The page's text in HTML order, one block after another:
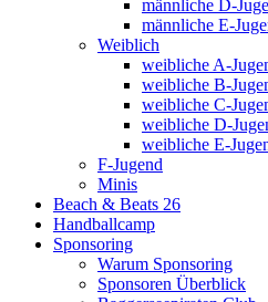
männliche D-
männliche E-
Weiblich
weibliche A-
weibliche B-
weibliche C-
weibliche D-
weibliche E-
F-Jugend
Minis
Beach & Beats 26
Handballcamp
Sponsoring
Warum Sponsoring
Sponsoren Überblick